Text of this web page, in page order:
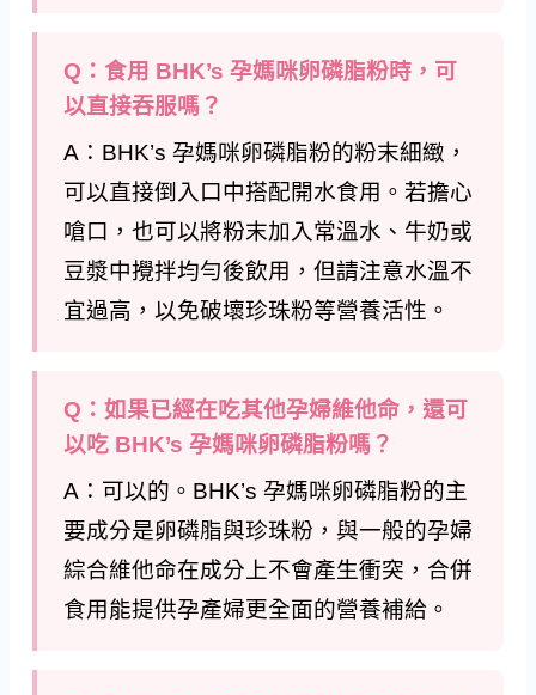
Q：食用 BHK’s 孕媽咪卵磷脂粉時，可
以直接吞服嗎？
A：BHK’s 孕媽咪卵磷脂粉的粉末細緻，
可以直接倒入口中搭配開水食用。若擔心
嗆口，也可以將粉末加入常溫水、牛奶或
豆漿中攪拌均勻後飲用，但請注意水溫不
宜過高，以免破壞珍珠粉等營養活性。
Q：如果已經在吃其他孕婦維他命，還可
以吃 BHK’s 孕媽咪卵磷脂粉嗎？
A：可以的。BHK’s 孕媽咪卵磷脂粉的主
要成分是卵磷脂與珍珠粉，與一般的孕婦
綜合維他命在成分上不會產生衝突，合併
食用能提供孕產婦更全面的營養補給。